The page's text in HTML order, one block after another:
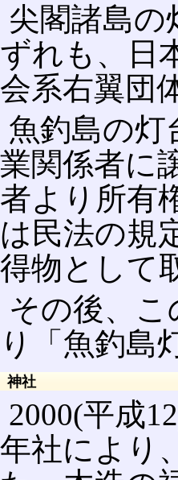
尖閣諸島の
ずれも、日
会系右翼団
魚釣島の灯
業関係者に
者より所有
は民法の規
得物として
その後、こ
り「魚釣島
神社
2000(平成
年社により